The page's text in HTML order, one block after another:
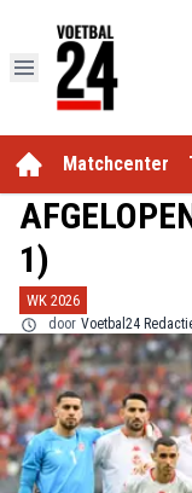
Matchcenter
1)
WK 2026
door Voetbal24